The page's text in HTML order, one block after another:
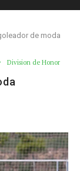
de moda
Division de Honor